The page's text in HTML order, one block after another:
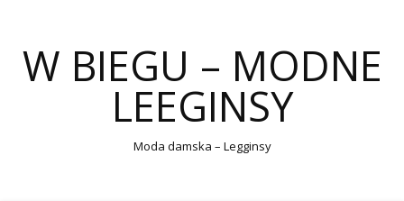
W BIEGU – MODNE
LEEGINSY
Moda damska – Legginsy